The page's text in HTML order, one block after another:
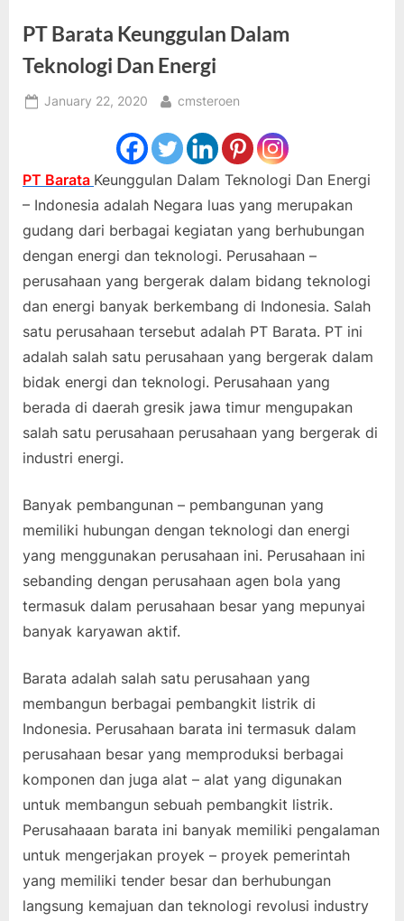
PT Barata Keunggulan Dalam
Teknologi Dan Energi
Posted
January 22, 2020 By
cmsteroen
PT Barata Keunggulan Dalam Teknologi Dan Energi
– Indonesia adalah Negara luas yang merupakan
gudang dari berbagai kegiatan yang berhubungan
dengan energi dan teknologi. Perusahaan –
perusahaan yang bergerak dalam bidang teknologi
dan energi banyak berkembang di Indonesia. Salah
satu perusahaan tersebut adalah PT Barata. PT ini
adalah salah satu perusahaan yang bergerak dalam
bidak energi dan teknologi. Perusahaan yang
berada di daerah gresik jawa timur mengupakan
salah satu perusahaan perusahaan yang bergerak di
industri energi.
Banyak pembangunan – pembangunan yang
memiliki hubungan dengan teknologi dan energi
yang menggunakan perusahaan ini. Perusahaan ini
sebanding dengan perusahaan agen bola yang
termasuk dalam perusahaan besar yang mepunyai
banyak karyawan aktif.
Barata adalah salah satu perusahaan yang
membangun berbagai pembangkit listrik di
Indonesia. Perusahaan barata ini termasuk dalam
perusahaan besar yang memproduksi berbagai
komponen dan juga alat – alat yang digunakan
untuk membangun sebuah pembangkit listrik.
Perusahaaan barata ini banyak memiliki pengalaman
untuk mengerjakan proyek – proyek pemerintah
yang memiliki tender besar dan berhubungan
langsung kemajuan dan teknologi revolusi industry